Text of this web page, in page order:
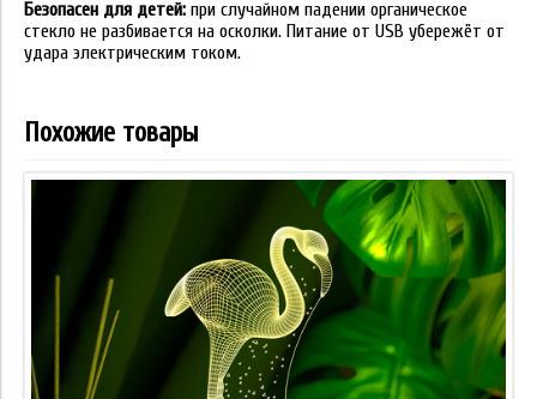
Безопасен для детей: при случайном падении органическое
стекло не разбивается на осколки. Питание от USB убережёт от
удара электрическим током.
Похожие товары